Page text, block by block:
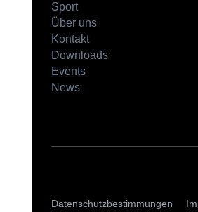
Sport
Über uns
Kontakt
Downloads
Events
News
Datenschutzbestimmungen